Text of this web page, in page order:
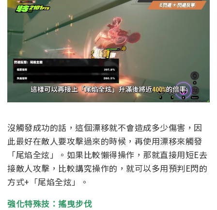
沒觸發成功的話，這個漂移就不會造成多少傷害，因
此最好在敵人要攻擊過來的時候，再使用漂移來觸發
「尾焰全炫」。 如果比較懶得操作，那就直接用短E去
接敵人攻擊，比較講究操作的，就可以多用預判E閃的
方式+「尾焰全炫」。
強化特殊技：搖曳步伐